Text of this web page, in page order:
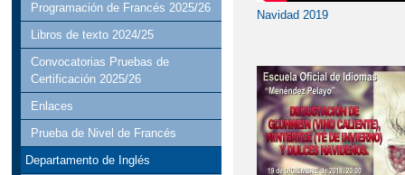
Programación de Francés 2025/26
Libros de texto 2024/25
Convocatorias Pruebas de
Certificación 2025/26
Enlaces
Prueba de Nivel de Francés
Departamento de Inglés
Navidad 2019